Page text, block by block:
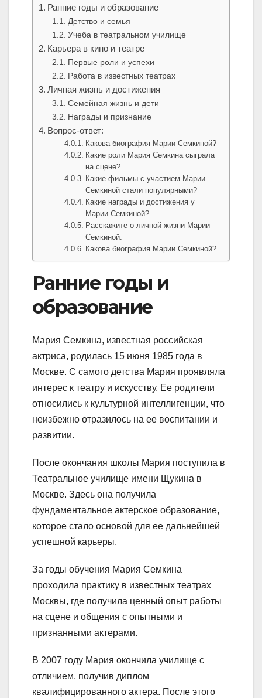
Ранние годы и образование
Детство и семья
Учеба в театральном училище
Карьера в кино и театре
Первые роли и успехи
Работа в известных театрах
Личная жизнь и достижения
Семейная жизнь и дети
Награды и признание
Вопрос-ответ:
Какова биография Марии Семкиной?
Какие роли Мария Семкина сыграла
на сцене?
Какие фильмы с участием Марии
Семкиной стали популярными?
Какие награды и достижения у
Марии Семкиной?
Расскажите о личной жизни Марии
Семкиной.
Какова биография Марии Семкиной?
Ранние годы и
образование
Мария Семкина, известная российская
актриса, родилась 15 июня 1985 года в
Москве. С самого детства Мария проявляла
интерес к театру и искусству. Ее родители
относились к культурной интеллигенции, что
неизбежно отразилось на ее воспитании и
развитии.
После окончания школы Мария поступила в
Театральное училище имени Щукина в
Москве. Здесь она получила
фундаментальное актерское образование,
которое стало основой для ее дальнейшей
успешной карьеры.
За годы обучения Мария Семкина
проходила практику в известных театрах
Москвы, где получила ценный опыт работы
на сцене и общения с опытными и
признанными актерами.
В 2007 году Мария окончила училище с
отличием, получив диплом
квалифицированного актера. После этого